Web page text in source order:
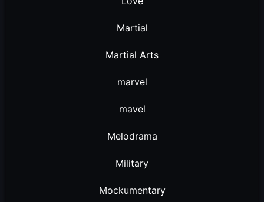
Martial
Martial Arts
marvel
mavel
Melodrama
Military
Mockumentary